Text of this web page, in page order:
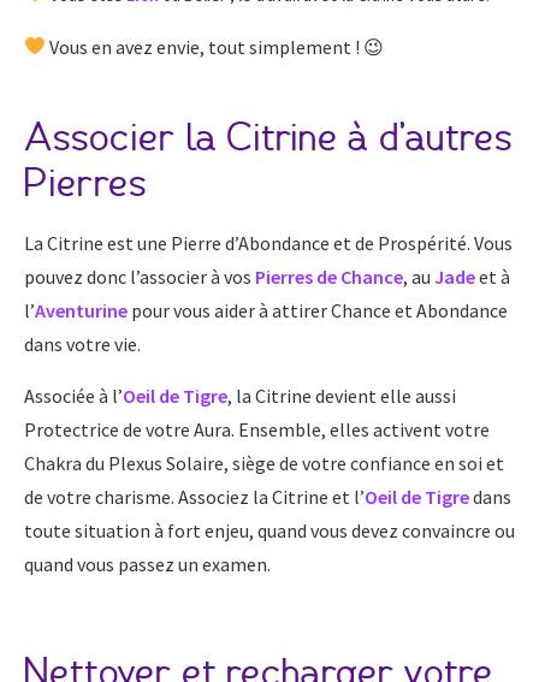
Vous en avez envie, tout simplement ! 😉
Associer la Citrine à d’autres
Pierres
La Citrine est une Pierre d’Abondance et de Prospérité. Vous
pouvez donc l’associer à vos Pierres de Chance, au Jadeet à
l’Aventurine pour vous aider à attirer Chance et Abondance
dans votre vie.
Associée à l’Oeil de Tigre, la Citrine devient elle aussi
Protectrice de votre Aura. Ensemble, elles activent votre
Chakra du Plexus Solaire, siège de votre confiance en soi et
de votre charisme. Associez la Citrine et l’Oeil de Tigredans
toute situation à fort enjeu, quand vous devez convaincre ou
quand vous passez un examen.
Nettoyer et recharger votre